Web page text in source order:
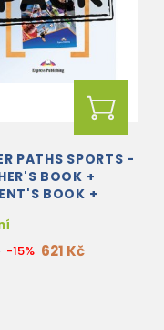
PATHS SPORTS -
BOOK +
BOOK +
WITH
CD
-15% 621 Kč